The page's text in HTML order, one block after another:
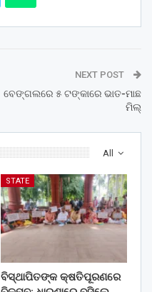
NEXT POST
ବେଙ୍ଗଲରେ ୫ ଟଙ୍କାରେ ଭାତ-ମାଛ
ମିଲ୍‌
All
STATE
ବିସ୍ଥାପିତଙ୍କ କ୍ଷତିପୂରଣରେ